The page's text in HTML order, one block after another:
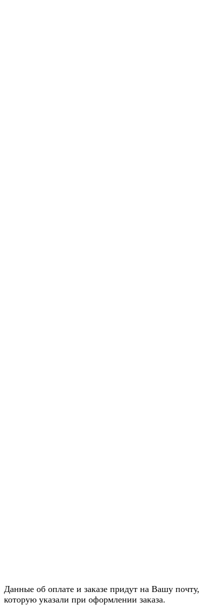
Данные об оплате и заказе придут на Вашу почту,
которую указали при оформлении заказа.